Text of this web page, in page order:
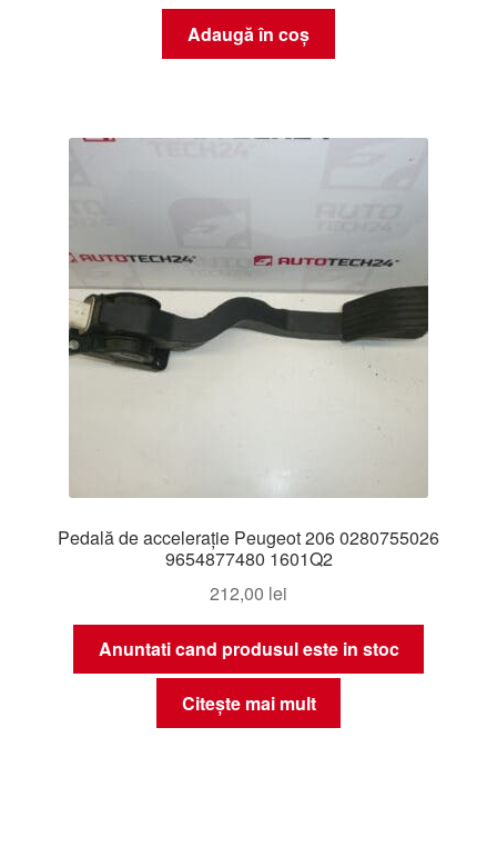
Adaugă în coș
Pedală de accelerație Peugeot 206 0280755026
9654877480 1601Q2
212,00 lei
Anuntati cand produsul este in stoc
Citește mai mult